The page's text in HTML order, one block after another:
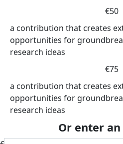
€50
a contribution that creates
opportunities for
research ideas
€75
a contribution that creates
opportunities for
research ideas
Or enter